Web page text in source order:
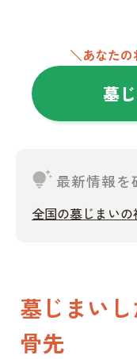
＼あなた
墓
tips_and_updates 最新情報を
全国の墓じまい
墓じまい
骨先